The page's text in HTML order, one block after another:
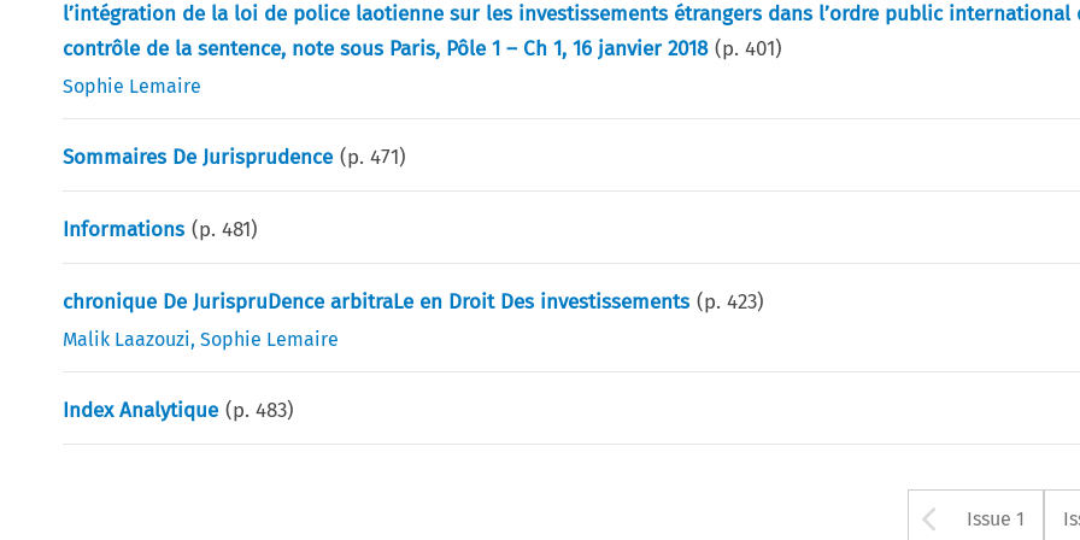
l’intégration de la loi de police laotienne sur les investissements étrangers dans l’ordre public international
contrôle de la sentence, note sous Paris, Pôle 1 – Ch 1, 16 janvier 2018 (p.401)
Sophie Lemaire
Sommaires De Jurisprudence (p.471)
Informations (p.481)
chronique De JurispruDence arbitraLe en Droit Des investissements (p.423)
Malik Laazouzi,Sophie Lemaire
Index Analytique (p.483)
Arrow
Issue 1